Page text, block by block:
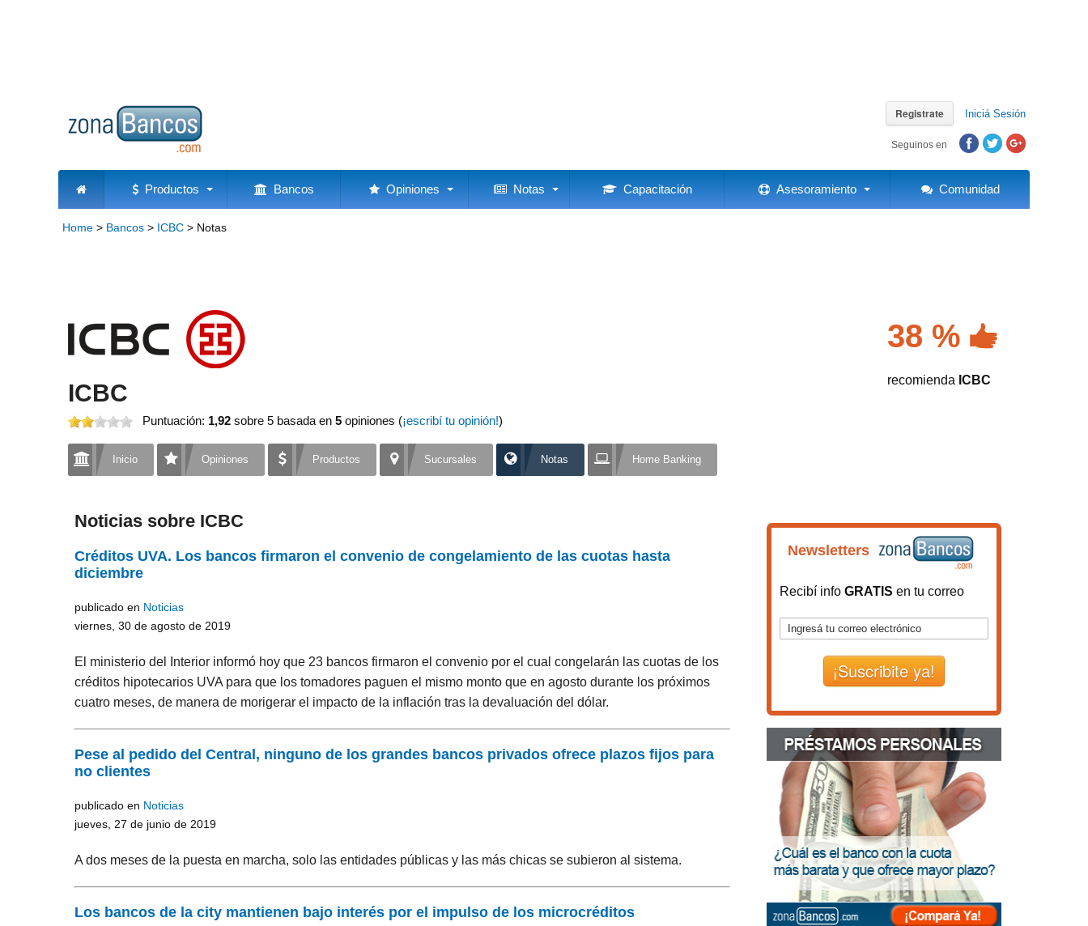
Registrate Iniciá Sesión
Seguinos en
Productos Bancos Opiniones Notas Capacitación Asesoramiento Comunidad
Home > Bancos > ICBC > Notas
ICBC
Puntuación: 1,92 sobre 5 basada en 5 opiniones (¡escribí tu opinión!)
38 %
recomienda ICBC
Inicio Opiniones Productos Sucursales Notas Home Banking
Noticias sobre ICBC
Créditos UVA. Los bancos firmaron el convenio de congelamiento de las cuotas hasta
diciembre
publicado en Noticias
viernes, 30 de agosto de 2019
El ministerio del Interior informó hoy que 23 bancos firmaron el convenio por el cual congelarán las cuotas de los
créditos hipotecarios UVA para que los tomadores paguen el mismo monto que en agosto durante los próximos
cuatro meses, de manera de morigerar el impacto de la inflación tras la devaluación del dólar.
Pese al pedido del Central, ninguno de los grandes bancos privados ofrece plazos fijos para
no clientes
publicado en Noticias
jueves, 27 de junio de 2019
A dos meses de la puesta en marcha, solo las entidades públicas y las más chicas se subieron al sistema.
Los bancos de la city mantienen bajo interés por el impulso de los microcréditos
Newsletters
Recibí info GRATIS en tu correo
¡Suscribite ya!